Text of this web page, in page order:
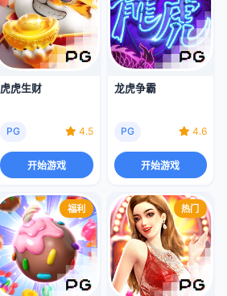
虎虎生财
PG 4.5
开始游戏
龙虎争霸
PG 4.6
开始游戏
福利 热门